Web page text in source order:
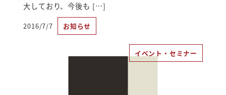
大しており、今後も […]
投稿日
2016/7/7 お知らせ
イベント・セミナー